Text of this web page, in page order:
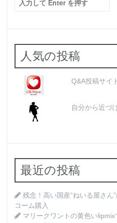
索:
人気の投稿
Q&A投稿サイ
自分から近づ
最近の投稿
残念！高い国産”ねいる屋さん
コーム購入
マリークワントの黄色い